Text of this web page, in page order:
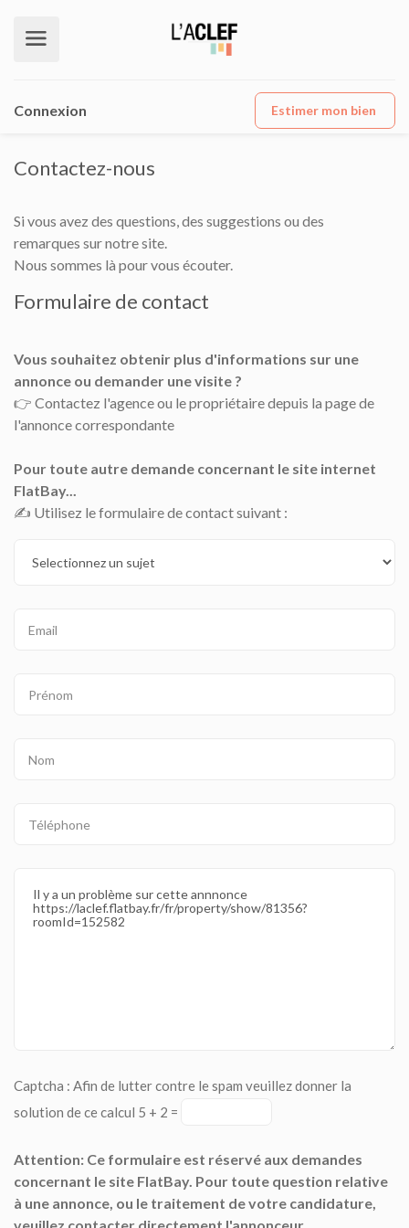
Connexion Estimer mon bien
Contactez-nous
Si vous avez des questions, des suggestions ou des
remarques sur notre site.
Nous sommes là pour vous écouter.
Formulaire de contact
Vous souhaitez obtenir plus d'informations sur une
annonce ou demander une visite ?
👉 Contactez l'agence ou le propriétaire depuis la page de
l'annonce correspondante
Pour toute autre demande concernant le site internet
FlatBay...
✍️ Utilisez le formulaire de contact suivant :
Captcha : Afin de lutter contre le spam veuillez donner la
solution de ce calcul 5 + 2 =
Attention: Ce formulaire est réservé aux demandes
concernant le site FlatBay. Pour toute question relative
à une annonce, ou le traitement de votre candidature,